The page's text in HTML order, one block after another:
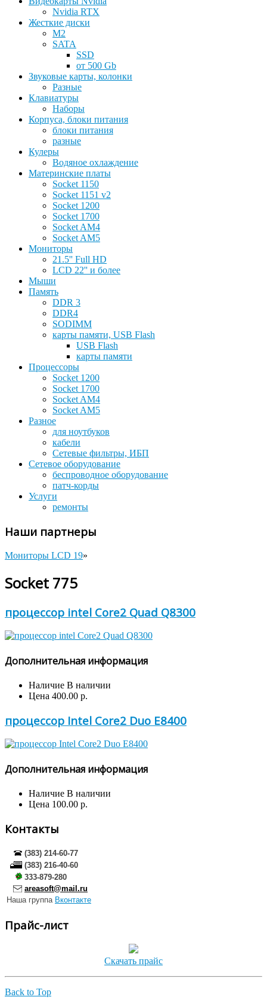
Nvidia RTX
Жесткие диски
M2
SATA
SSD
от 500 Gb
Звуковые карты, колонки
Разные
Клавиатуры
Наборы
Корпуса, блоки питания
блоки питания
разные
Кулеры
Водяное охлаждение
Материнские платы
Socket 1150
Socket 1151 v2
Socket 1200
Socket 1700
Socket AM4
Socket AM5
Мониторы
21.5'' Full HD
LCD 22'' и более
Мыши
Память
DDR 3
DDR4
SODIMM
карты памяти, USB Flash
USB Flash
карты памяти
Процессоры
Socket 1200
Socket 1700
Socket AM4
Socket AM5
Разное
для ноутбуков
кабели
Сетевые фильтры, ИБП
Сетевое оборудование
беспроводное оборудование
патч-корды
Услуги
ремонты
Наши партнеры
Мониторы LCD 19»
Socket 775
процессор intel Core2 Quad Q8300
Дополнительная информация
Наличие В наличии
Цена 400.00 р.
процессор Intel Core2 Duo E8400
Дополнительная информация
Наличие В наличии
Цена 100.00 р.
Контакты
(383) 214-60-77
(383) 216-40-60
333-879-280
areasoft@mail.ru
Наша группа Вконтакте
Прайс-лист
Скачать прайс
Back to Top